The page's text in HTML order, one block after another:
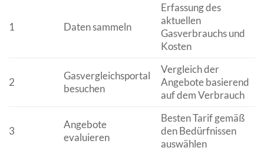
1 Daten sammeln
Erfassung des
aktuellen
Gasverbrauchs und
Kosten
2
Gasvergleichsportal
besuchen
Vergleich der
Angebote basierend
auf dem Verbrauch
3
Angebote
evaluieren
Besten Tarif gemäß
den Bedürfnissen
auswählen